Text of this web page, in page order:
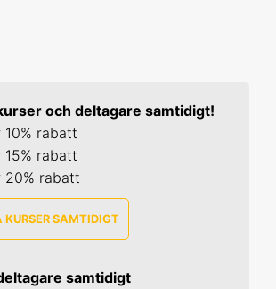
och deltagare samtidigt!
10% rabatt
15% rabatt
20% rabatt
KURSER SAMTIDIGT
samtidigt